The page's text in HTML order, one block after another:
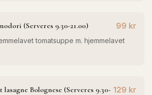
(Serveres 9.30-21.00) 99 kr
tomatsuppe m. hjemmelavet
lasagne Bolognese (Serveres 9.30- 129 kr